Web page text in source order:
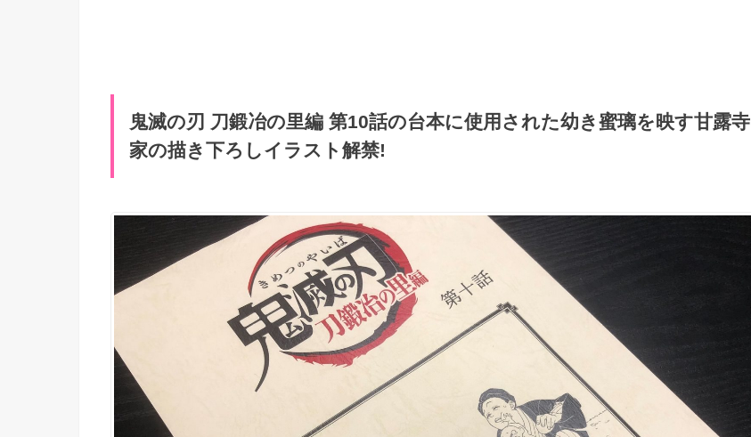
鬼滅の刃 刀鍛冶の里編 第10話の台本に使用された幼き蜜璃を映す甘露寺
家の描き下ろしイラスト解禁!